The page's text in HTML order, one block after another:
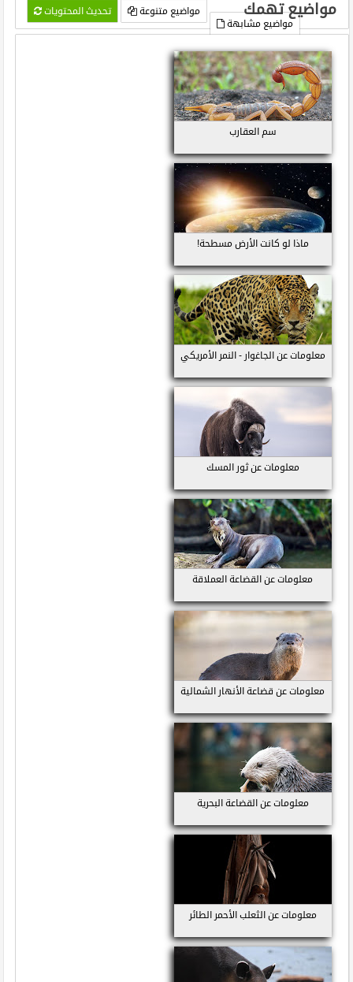
مواضيع تهمك تحديث المحتويات
مواضيع متنوعة
مواضيع مشابهة
سم العقارب
ماذا لو كانت الأرض مسطحة!
معلومات عن الجاغوار - النمر الأمريكي
معلومات عن ثور المسك
معلومات عن القضاعة العملاقة
معلومات عن قضاعة الأنهار الشمالية
معلومات عن القضاعة البحرية
معلومات عن الثعلب الأحمر الطائر